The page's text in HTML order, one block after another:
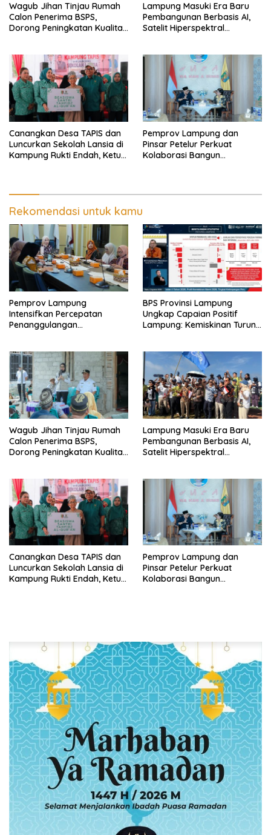
Wagub Jihan Tinjau Rumah
Calon Penerima BSPS,
Dorong Peningkatan Kualitas
Lampung Masuki Era Baru
Pembangunan Berbasis AI,
Satelit Hiperspektral
Canangkan Desa TAPIS dan
Luncurkan Sekolah Lansia di
Kampung Rukti Endah, Ketua
Pemprov Lampung dan
Pinsar Petelur Perkuat
Kolaborasi Bangun
Rekomendasi untuk kamu
Pemprov Lampung
Intensifkan Percepatan
Penanggulangan
BPS Provinsi Lampung
Ungkap Capaian Positif
Lampung: Kemiskinan Turun,
Wagub Jihan Tinjau Rumah
Calon Penerima BSPS,
Dorong Peningkatan Kualitas
Lampung Masuki Era Baru
Pembangunan Berbasis AI,
Satelit Hiperspektral
Canangkan Desa TAPIS dan
Luncurkan Sekolah Lansia di
Kampung Rukti Endah, Ketua
Pemprov Lampung dan
Pinsar Petelur Perkuat
Kolaborasi Bangun